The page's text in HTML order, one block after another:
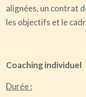
alignées, un contrat
les objectifs et le
Coaching individuel
Durée :